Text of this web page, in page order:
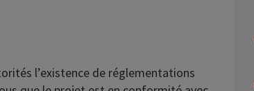
l’existence de réglementations